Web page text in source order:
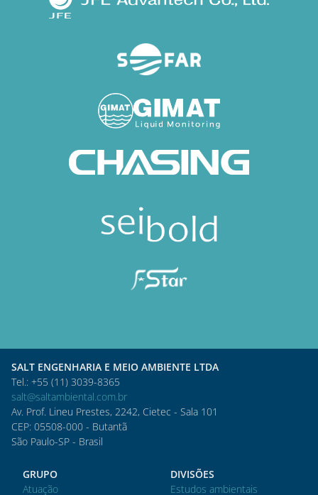
SALT ENGENHARIA E MEIO AMBIENTE LTDA
Tel.: +55 (11) 3039-8365
salt@saltambiental.com.br
Av. Prof. Lineu Prestes, 2242, Cietec - Sala 101
CEP: 05508-000 - Butantã
São Paulo-SP - Brasil
GRUPO
Atuação
DIVISÕES
Estudos ambientais